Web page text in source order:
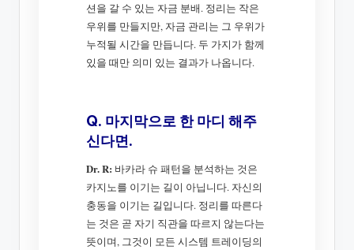
션을 갈 수 있는 자금 분배. 정리는 작은
우위를 만들지만, 자금 관리는 그 우위가
누적될 시간을 만듭니다. 두 가지가 함께
있을 때만 의미 있는 결과가 나옵니다.
Q. 마지막으로 한 마디 해주
신다면.
Dr. R: 바카라 슈 패턴을 분석하는 것은
카지노를 이기는 길이 아닙니다. 자신의
충동을 이기는 길입니다. 정리를 따른다
는 것은 곧 자기 직관을 따르지 않는다는
뜻이며, 그것이 모든 시스템 트레이딩의